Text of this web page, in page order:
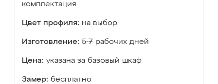
комплектация
Цвет профиля: на выбор
Изготовление: 5-7 рабочих дней
Цена: указана за базовый шкаф
Замер: бесплатно